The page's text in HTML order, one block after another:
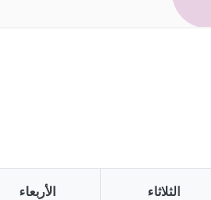
الثلاثاء الأربعاء